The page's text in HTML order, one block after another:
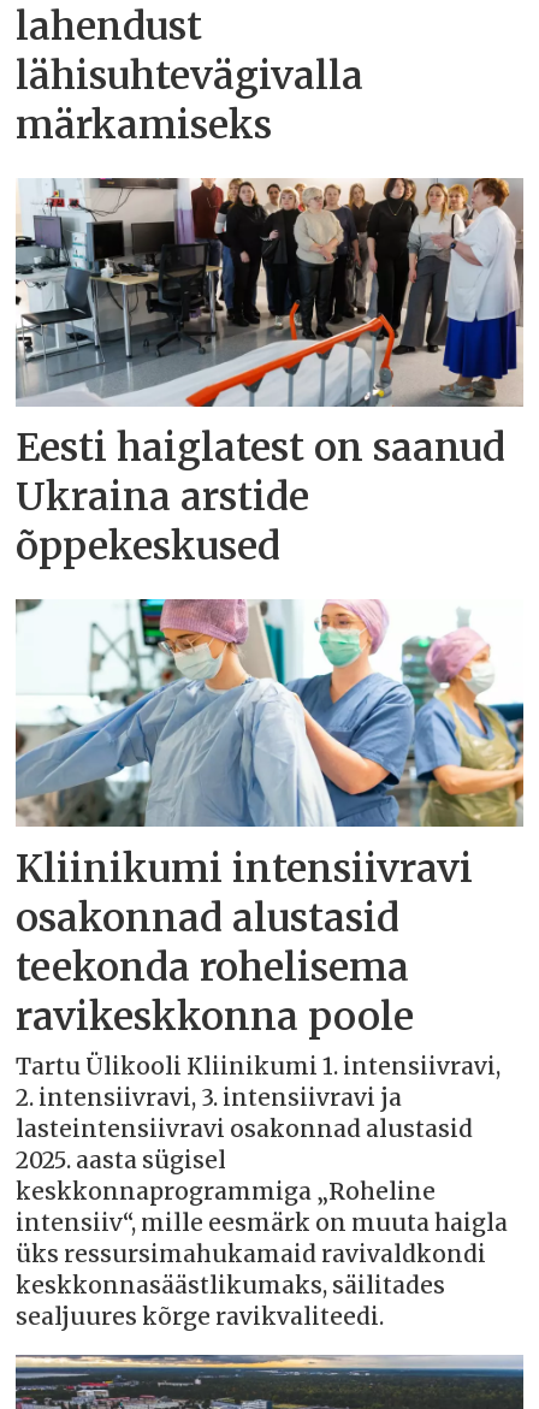
lahendust
lähisuhtevägivalla
märkamiseks
Eesti haiglatest on saanud
Ukraina arstide
õppekeskused
Kliinikumi intensiivravi
osakonnad alustasid
teekonda rohelisema
ravikeskkonna poole
Tartu Ülikooli Kliinikumi 1. intensiivravi,
2. intensiivravi, 3. intensiivravi ja
lasteintensiivravi osakonnad alustasid
2025. aasta sügisel
keskkonnaprogrammiga „Roheline
intensiiv“, mille eesmärk on muuta haigla
üks ressursimahukamaid ravivaldkondi
keskkonnasäästlikumaks, säilitades
sealjuures kõrge ravikvaliteedi.